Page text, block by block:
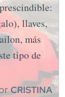
llaves,
más
tipo de
CRISTINA